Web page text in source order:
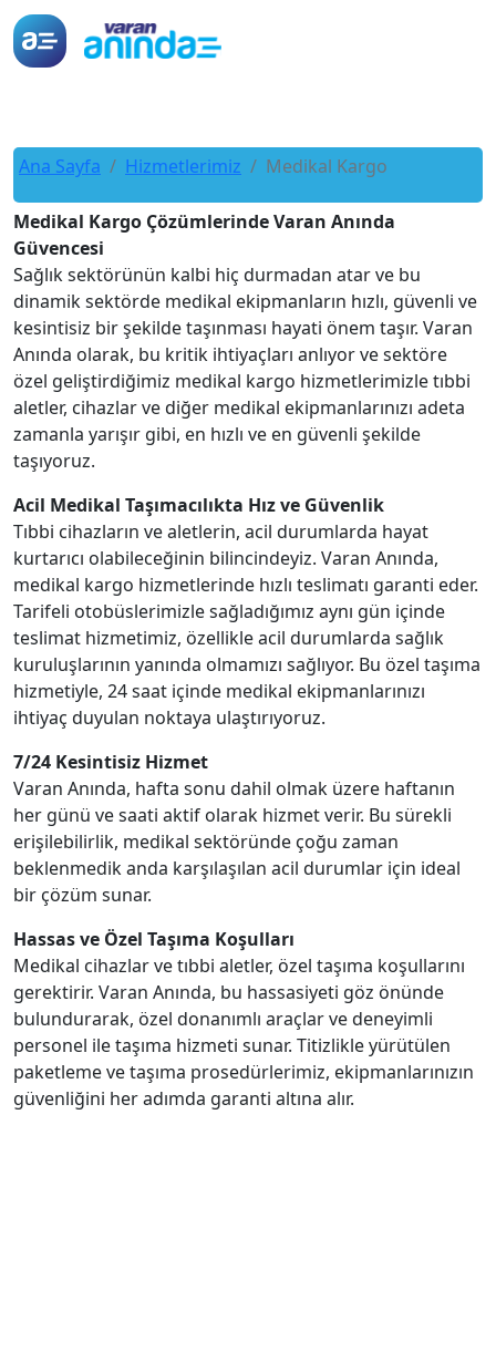
Ana Sayfa Hizmetlerimiz Medikal Kargo
Medikal Kargo Çözümlerinde Varan Anında
Güvencesi
Sağlık sektörünün kalbi hiç durmadan atar ve bu
dinamik sektörde medikal ekipmanların hızlı, güvenli ve
kesintisiz bir şekilde taşınması hayati önem taşır. Varan
Anında olarak, bu kritik ihtiyaçları anlıyor ve sektöre
özel geliştirdiğimiz medikal kargo hizmetlerimizle tıbbi
aletler, cihazlar ve diğer medikal ekipmanlarınızı adeta
zamanla yarışır gibi, en hızlı ve en güvenli şekilde
taşıyoruz.
Acil Medikal Taşımacılıkta Hız ve Güvenlik
Tıbbi cihazların ve aletlerin, acil durumlarda hayat
kurtarıcı olabileceğinin bilincindeyiz. Varan Anında,
medikal kargo hizmetlerinde hızlı teslimatı garanti eder.
Tarifeli otobüslerimizle sağladığımız aynı gün içinde
teslimat hizmetimiz, özellikle acil durumlarda sağlık
kuruluşlarının yanında olmamızı sağlıyor. Bu özel taşıma
hizmetiyle, 24 saat içinde medikal ekipmanlarınızı
ihtiyaç duyulan noktaya ulaştırıyoruz.
7/24 Kesintisiz Hizmet
Varan Anında, hafta sonu dahil olmak üzere haftanın
her günü ve saati aktif olarak hizmet verir. Bu sürekli
erişilebilirlik, medikal sektöründe çoğu zaman
beklenmedik anda karşılaşılan acil durumlar için ideal
bir çözüm sunar.
Hassas ve Özel Taşıma Koşulları
Medikal cihazlar ve tıbbi aletler, özel taşıma koşullarını
gerektirir. Varan Anında, bu hassasiyeti göz önünde
bulundurarak, özel donanımlı araçlar ve deneyimli
personel ile taşıma hizmeti sunar. Titizlikle yürütülen
paketleme ve taşıma prosedürlerimiz, ekipmanlarınızın
güvenliğini her adımda garanti altına alır.